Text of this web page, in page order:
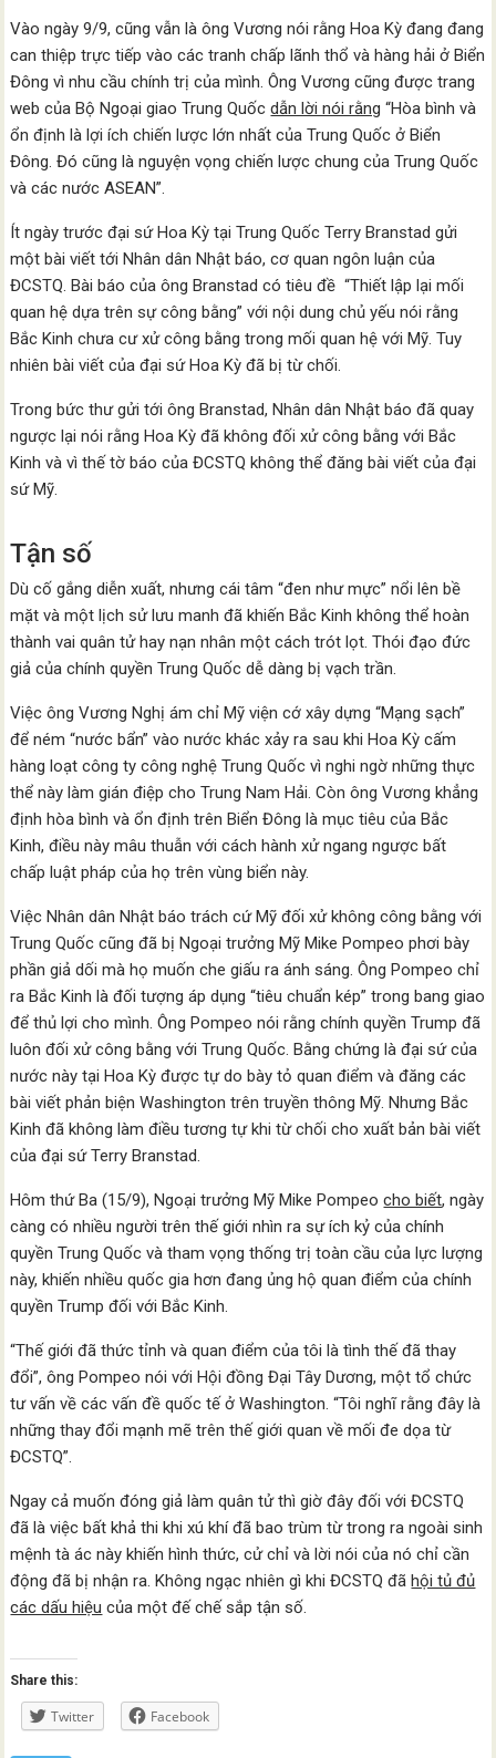
Vào ngày 9/9, cũng vẫn là ông Vương nói rằng Hoa Kỳ đang đang
can thiệp trực tiếp vào các tranh chấp lãnh thổ và hàng hải ở Biển
Đông vì nhu cầu chính trị của mình. Ông Vương cũng được trang
web của Bộ Ngoại giao Trung Quốcdẫn lời nói rằng “Hòa bình và
ổn định là lợi ích chiến lược lớn nhất của Trung Quốc ở Biển
Đông. Đó cũng là nguyện vọng chiến lược chung của Trung Quốc
và các nước ASEAN”.
Ít ngày trước đại sứ Hoa Kỳ tại Trung Quốc Terry Branstad gửi
một bài viết tới Nhân dân Nhật báo, cơ quan ngôn luận của
ĐCSTQ. Bài báo của ông Branstad có tiêu đề “Thiết lập lại mối
quan hệ dựa trên sự công bằng” với nội dung chủ yếu nói rằng
Bắc Kinh chưa cư xử công bằng trong mối quan hệ với Mỹ. Tuy
nhiên bài viết của đại sứ Hoa Kỳ đã bị từ chối.
Trong bức thư gửi tới ông Branstad, Nhân dân Nhật báo đã quay
ngược lại nói rằng Hoa Kỳ đã không đối xử công bằng với Bắc
Kinh và vì thế tờ báo của ĐCSTQ không thể đăng bài viết của đại
sứ Mỹ.
Tận số
Dù cố gắng diễn xuất, nhưng cái tâm “đen như mực” nổi lên bề
mặt và một lịch sử lưu manh đã khiến Bắc Kinh không thể hoàn
thành vai quân tử hay nạn nhân một cách trót lọt. Thói đạo đức
giả của chính quyền Trung Quốc dễ dàng bị vạch trần.
Việc ông Vương Nghị ám chỉ Mỹ viện cớ xây dựng “Mạng sạch”
để ném “nước bẩn” vào nước khác xảy ra sau khi Hoa Kỳ cấm
hàng loạt công ty công nghệ Trung Quốc vì nghi ngờ những thực
thể này làm gián điệp cho Trung Nam Hải. Còn ông Vương khẳng
định hòa bình và ổn định trên Biển Đông là mục tiêu của Bắc
Kinh, điều này mâu thuẫn với cách hành xử ngang ngược bất
chấp luật pháp của họ trên vùng biển này.
Việc Nhân dân Nhật báo trách cứ Mỹ đối xử không công bằng với
Trung Quốc cũng đã bị Ngoại trưởng Mỹ Mike Pompeo phơi bày
phần giả dối mà họ muốn che giấu ra ánh sáng. Ông Pompeo chỉ
ra Bắc Kinh là đối tượng áp dụng “tiêu chuẩn kép” trong bang giao
để thủ lợi cho mình. Ông Pompeo nói rằng chính quyền Trump đã
luôn đối xử công bằng với Trung Quốc. Bằng chứng là đại sứ của
nước này tại Hoa Kỳ được tự do bày tỏ quan điểm và đăng các
bài viết phản biện Washington trên truyền thông Mỹ. Nhưng Bắc
Kinh đã không làm điều tương tự khi từ chối cho xuất bản bài viết
của đại sứ Terry Branstad.
Hôm thứ Ba (15/9), Ngoại trưởng Mỹ Mike Pompeocho biết, ngày
càng có nhiều người trên thế giới nhìn ra sự ích kỷ của chính
quyền Trung Quốc và tham vọng thống trị toàn cầu của lực lượng
này, khiến nhiều quốc gia hơn đang ủng hộ quan điểm của chính
quyền Trump đối với Bắc Kinh.
“Thế giới đã thức tỉnh và quan điểm của tôi là tình thế đã thay
đổi”, ông Pompeo nói với Hội đồng Đại Tây Dương, một tổ chức
tư vấn về các vấn đề quốc tế ở Washington. “Tôi nghĩ rằng đây là
những thay đổi mạnh mẽ trên thế giới quan về mối đe dọa từ
ĐCSTQ”.
Ngay cả muốn đóng giả làm quân tử thì giờ đây đối với ĐCSTQ
đã là việc bất khả thi khi xú khí đã bao trùm từ trong ra ngoài sinh
mệnh tà ác này khiến hình thức, cử chỉ và lời nói của nó chỉ cần
động đã bị nhận ra. Không ngạc nhiên gì khi ĐCSTQ đãhội tủ đủ
các dấu hiệu của một đế chế sắp tận số.
Share this:
Twitter Facebook